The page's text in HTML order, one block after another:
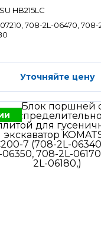
HB215LC
708-2L-06470,
Уточняйте цену